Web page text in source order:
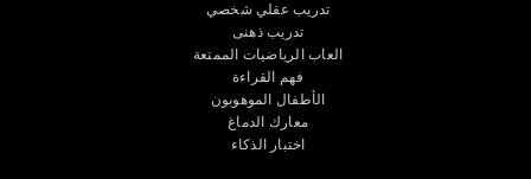
تدريب عقلي شخصي
تدريب ذهنى
العاب الرياضيات الممتعة
فهم القراءة
الأطفال الموهوبون
معارك الدماغ
اختبار الذكاء